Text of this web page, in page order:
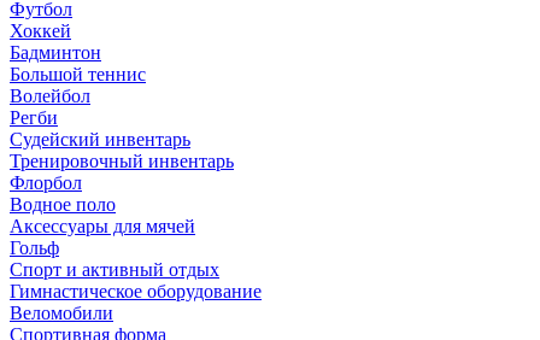
Футбол
Хоккей
Бадминтон
Большой теннис
Волейбол
Регби
Судейский инвентарь
Тренировочный инвентарь
Флорбол
Водное поло
Аксессуары для мячей
Гольф
Спорт и активный отдых
Гимнастическое оборудование
Веломобили
Спортивная форма